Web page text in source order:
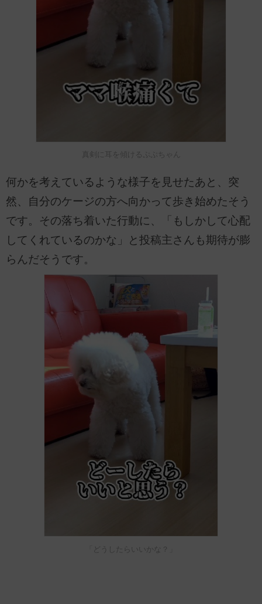
真剣に耳を傾けるぷぷちゃん
何かを考えているような様子を見せたあと、突
然、自分のケージの方へ向かって歩き始めたそう
です。その落ち着いた行動に、「もしかして心配
してくれているのかな」と投稿主さんも期待が膨
らんだそうです。
「どうしたらいいかな？」